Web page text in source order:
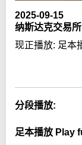
2025-09-15
纳斯达克交易
现正播放: 足本
分段播放:
足本播放 Play